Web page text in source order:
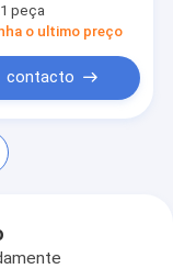
1 peça
o ultimo preço
contacto